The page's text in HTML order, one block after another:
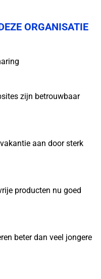
ORGANISATIE
zijn betrouwbaar
aan door sterk
producten nu goed
beter dan veel jongere